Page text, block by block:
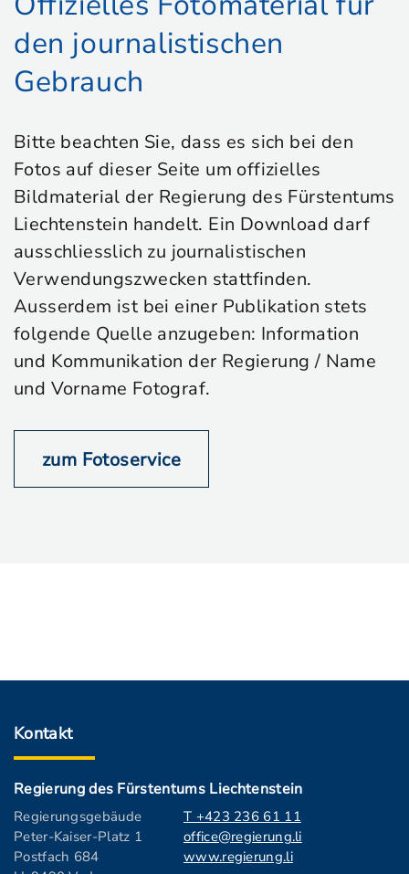
den journalistischen
Gebrauch
Bitte beachten Sie, dass es sich bei den
Fotos auf dieser Seite um offizielles
Bildmaterial der Regierung des Fürstentums
Liechtenstein handelt. Ein Download darf
ausschliesslich zu journalistischen
Verwendungszwecken stattfinden.
Ausserdem ist bei einer Publikation stets
folgende Quelle anzugeben: Information
und Kommunikation der Regierung / Name
und Vorname Fotograf.
zum Fotoservice
Kontakt
Regierung des Fürstentums Liechtenstein
Regierungsgebäude
Peter-Kaiser-Platz 1
Postfach 684
T +423 236 61 11
office@regierung.li
www.regierung.li